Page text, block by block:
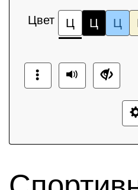
Цвет Ц Ц Ц